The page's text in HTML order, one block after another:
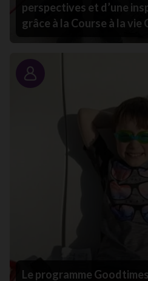
perspectives et d’une
grâce à la Course à la vie
Portrait
Le programme